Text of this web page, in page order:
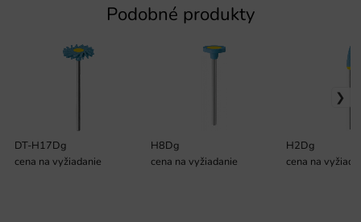
Podobné produkty
DT-H17Dg
cena na vyžiadanie
H8Dg
cena na vyžiadanie
H2Dg
cena na